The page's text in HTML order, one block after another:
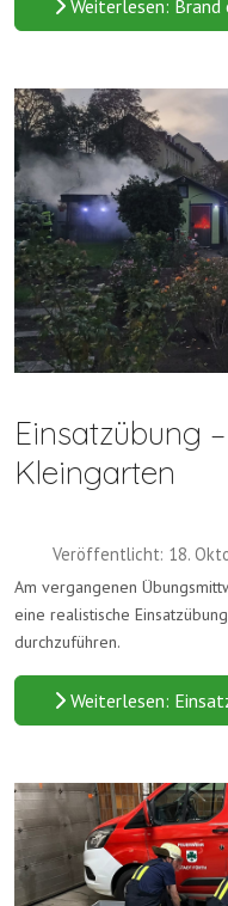
Weiterlesen: Brand
Einsatzübung
Kleingarten
Veröffentlicht: 18.
Am vergangenen
eine realistische
durchzuführen.
Weiterlesen: